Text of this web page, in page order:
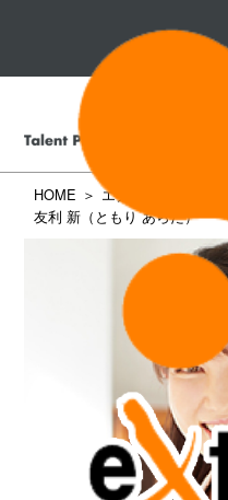
HOME
エクステンション
友利 新（ともり あらた）